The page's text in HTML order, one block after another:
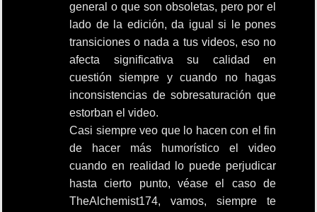
general o que son obsoletas, pero por el
lado de la edición, da igual si le pones
transiciones o nada a tus videos, eso no
afecta significativa su calidad en
cuestión siempre y cuando no hagas
inconsistencias de sobresaturación que
estorban el video.
Casi siempre veo que lo hacen con el fin
de hacer más humorístico el video
cuando en realidad lo puede perjudicar
hasta cierto punto, véase el caso de
TheAlchemist174, vamos, siempre te